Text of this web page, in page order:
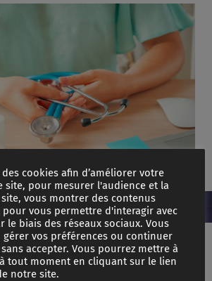
cookies afin d’améliorer votre
site, pour mesurer l'audience et la
vous montrer des contenus
pour vous permettre d'interagir avec
le biais des réseaux sociaux. Vous
gérer vos préférences ou continuer
accepter. Vous pourrez mettre à
tout moment en cliquant sur le lien
notre site.